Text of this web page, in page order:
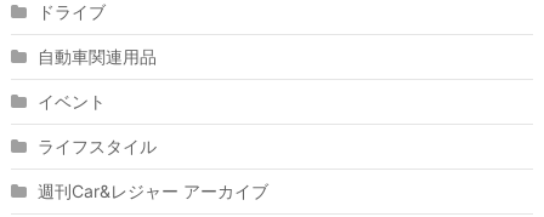
ドライブ
自動車関連用品
イベント
ライフスタイル
週刊Car&レジャー アーカイブ